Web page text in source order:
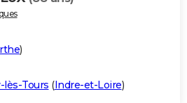
)
lès-Tours (Indre-et-Loire)